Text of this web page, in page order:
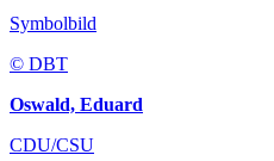
Symbolbild
© DBT
Oswald, Eduard
CDU/CSU